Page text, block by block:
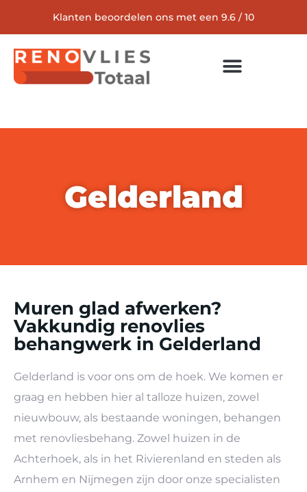
Klanten beoordelen ons met een 9.6 / 10
Gelderland
Muren glad afwerken?
Vakkundig renovlies
behangwerk in Gelderland
Gelderland is voor ons om de hoek. We komen er
graag en hebben hier al talloze huizen, zowel
nieuwbouw, als bestaande woningen, behangen
met renovliesbehang. Zowel huizen in de
Achterhoek, als in het Rivierenland en steden als
Arnhem en Nijmegen zijn door onze specialisten